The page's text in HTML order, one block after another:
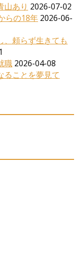
山あり 2026-07-02
らの18年 2026-06-
、頼らず生きても
職 2026-04-08
ることを夢見て